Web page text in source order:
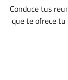
Conduce tus
que te ofrece